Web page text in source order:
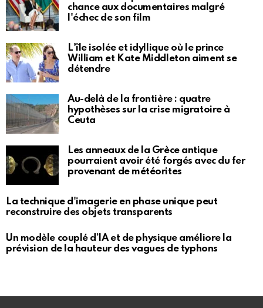
chance aux documentaires malgré
l'échec de son film
L'île isolée et idyllique où le prince
William et Kate Middleton aiment se
détendre
Au-delà de la frontière : quatre
hypothèses sur la crise migratoire à
Ceuta
Les anneaux de la Grèce antique
pourraient avoir été forgés avec du fer
provenant de météorites
La technique d'imagerie en phase unique peut
reconstruire des objets transparents
Un modèle couplé d’IA et de physique améliore la
prévision de la hauteur des vagues de typhons